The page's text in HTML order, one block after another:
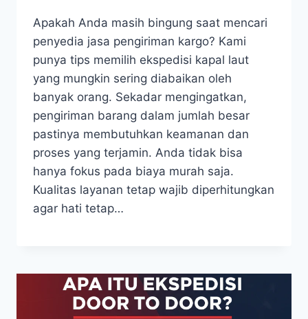
Apakah Anda masih bingung saat mencari
penyedia jasa pengiriman kargo? Kami
punya tips memilih ekspedisi kapal laut
yang mungkin sering diabaikan oleh
banyak orang. Sekadar mengingatkan,
pengiriman barang dalam jumlah besar
pastinya membutuhkan keamanan dan
proses yang terjamin. Anda tidak bisa
hanya fokus pada biaya murah saja.
Kualitas layanan tetap wajib diperhitungkan
agar hati tetap…